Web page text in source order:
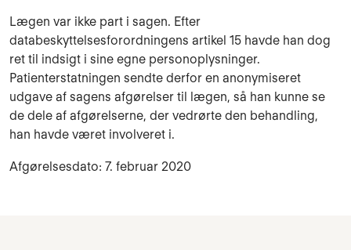
Lægen var ikke part i sagen. Efter
databeskyttelsesforordningens artikel 15 havde han dog
ret til indsigt i sine egne personoplysninger.
Patienterstatningen sendte derfor en anonymiseret
udgave af sagens afgørelser til lægen, så han kunne se
de dele af afgørelserne, der vedrørte den behandling,
han havde været involveret i.
Afgørelsesdato: 7. februar 2020